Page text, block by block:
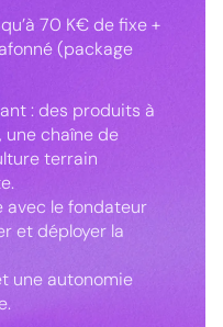
70 K€ de fixe +
(package
: des produits à
une chaîne de
terrain
avec le fondateur
et déployer la
une autonomie